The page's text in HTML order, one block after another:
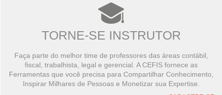
TORNE-SE INSTRUTOR
Faça parte do melhor time de professores das áreas contábil,
fiscal, trabalhista, legal e gerencial. A CEFIS fornece as
Ferramentas que você precisa para Compartilhar Conhecimento,
Inspirar Milhares de Pessoas e Monetizar sua Expertise.